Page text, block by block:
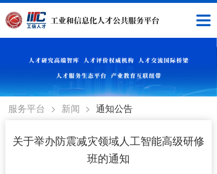
服务平台 > 新闻 > 通知公告
关于举办防震减灾领域人工智能高级研修
班的通知